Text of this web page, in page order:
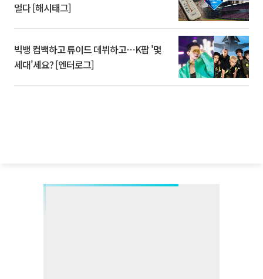
멀다 [해시태그]
빅뱅 컴백하고 튜이드 데뷔하고⋯K팝 '몇
세대'세요? [엔터로그]